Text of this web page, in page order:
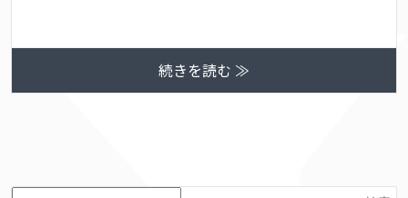
続きを読む ≫